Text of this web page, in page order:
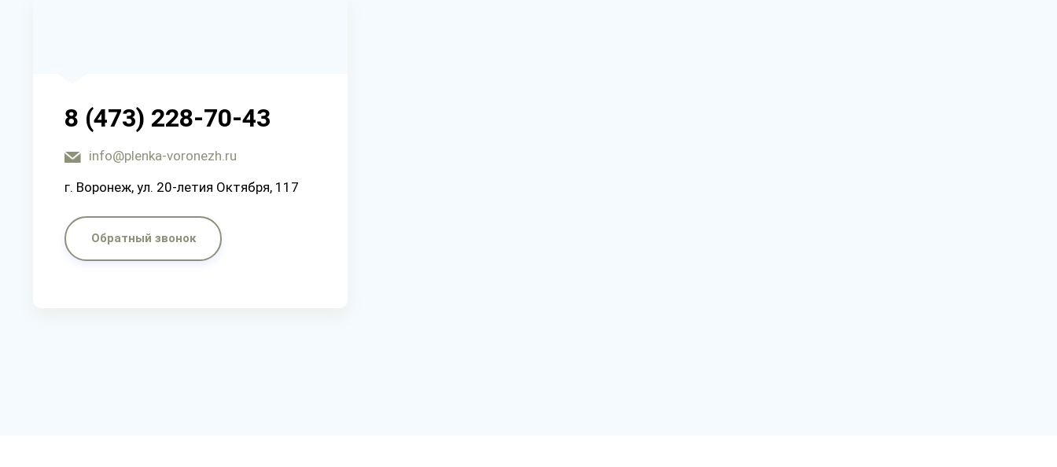
8 (473) 228-70-43
info@plenka-voronezh.ru
г. Воронеж, ул. 20-летия Октября, 117
Обратный звонок